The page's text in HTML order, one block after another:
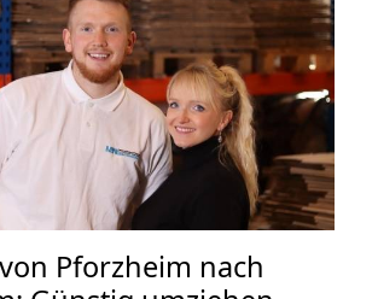
Pforzheim nach